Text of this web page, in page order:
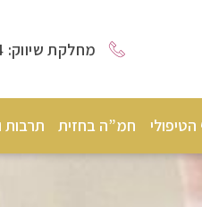
מחלקת שיווק: 074-7661454
חמ”ה בחזית תרבות